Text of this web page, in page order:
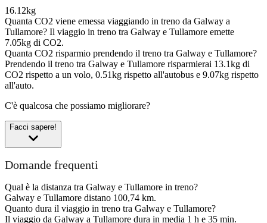
16.12kg
Quanta CO2 viene emessa viaggiando in treno da Galway a
Tullamore? Il viaggio in treno tra Galway e Tullamore emette
7.05kg di CO2.
Quanta CO2 risparmio prendendo il treno tra Galway e Tullamore?
Prendendo il treno tra Galway e Tullamore risparmierai 13.1kg di
CO2 rispetto a un volo, 0.51kg rispetto all'autobus e 9.07kg rispetto
all'auto.
C'è qualcosa che possiamo migliorare?
Facci sapere!
Domande frequenti
Qual è la distanza tra Galway e Tullamore in treno?
Galway e Tullamore distano 100,74 km.
Quanto dura il viaggio in treno tra Galway e Tullamore?
Il viaggio da Galway a Tullamore dura in media 1 h e 35 min.